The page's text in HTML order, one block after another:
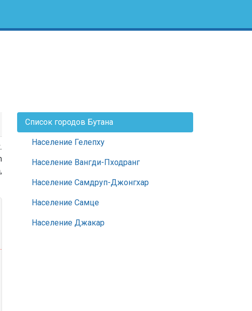
Список городов Бутана
Население Гелепху
Население Вангди-Пходранг
Население Самдруп-Джонгхар
Население Самце
Население Джакар